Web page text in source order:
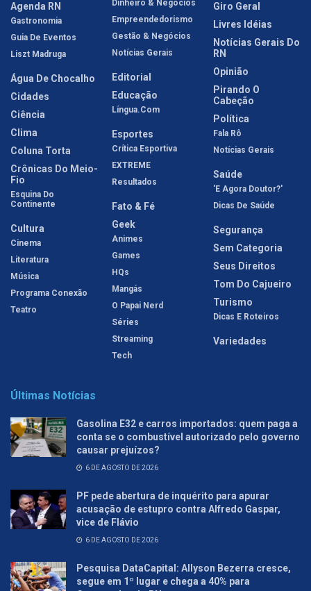
Agenda RN
Gastronomia
Guia De Eventos
Liszt Madruga
Água De Chocalho
Cidades
Ciência
Clima
Coluna Torta
Crônicas Do Meio-
Fio
Esquina Do
Continente
Cultura
Cinema
Literatura
Música
Programa Conexão
Teatro
Dinheiro & Negócios
Empreendedorismo
Gestão & Negócios
Notícias Gerais
Editorial
Educação
Língua.com
Esportes
Crítica Esportiva
EXTREME
Resultados
Fato & Fé
Geek
Animes
Games
HQs
Mangás
O Papai Nerd
Séries
Streaming
Tech
Giro Geral
Livres Idéias
Notícias Gerais Do
RN
Opinião
Pirando O
Cabeção
Política
Fala Rô
Notícias Gerais
Saúde
'E Agora Doutor?'
Dicas De Saúde
Segurança
Sem Categoria
Seus Direitos
Tom Do Cajueiro
Turismo
Dicas E Roteiros
Variedades
Últimas Notícias
Gasolina E32 e carros importados: quem paga a
conta se o combustível autorizado pelo governo
causar prejuízos?
6 DE AGOSTO DE 2026
PF pede abertura de inquérito para apurar
acusação de estupro contra Alfredo Gaspar,
vice de Flávio
6 DE AGOSTO DE 2026
Pesquisa DataCapital: Allyson Bezerra cresce,
segue em 1º lugar e chega a 40% para